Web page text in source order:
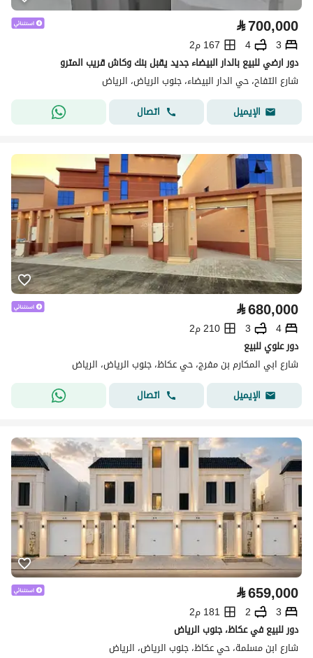
⃁700,000
3
4
167 م2
دور ارضي للبيع بالدار البيضاء جديد يقبل بنك وكاش قريب المترو
شارع التفاح، حي الدار البيضاء، جنوب الرياض، الرياض
الإيميل
اتصال
⃁680,000
4
3
210 م2
دور علوي للبيع
شارع ابي المكارم بن مفرج، حي عكاظ، جنوب الرياض، الرياض
الإيميل
اتصال
⃁659,000
3
2
181 م2
دور للبيع في عكاظ، جنوب الرياض
شارع ابن مسلمة، حي عكاظ، جنوب الرياض، الرياض